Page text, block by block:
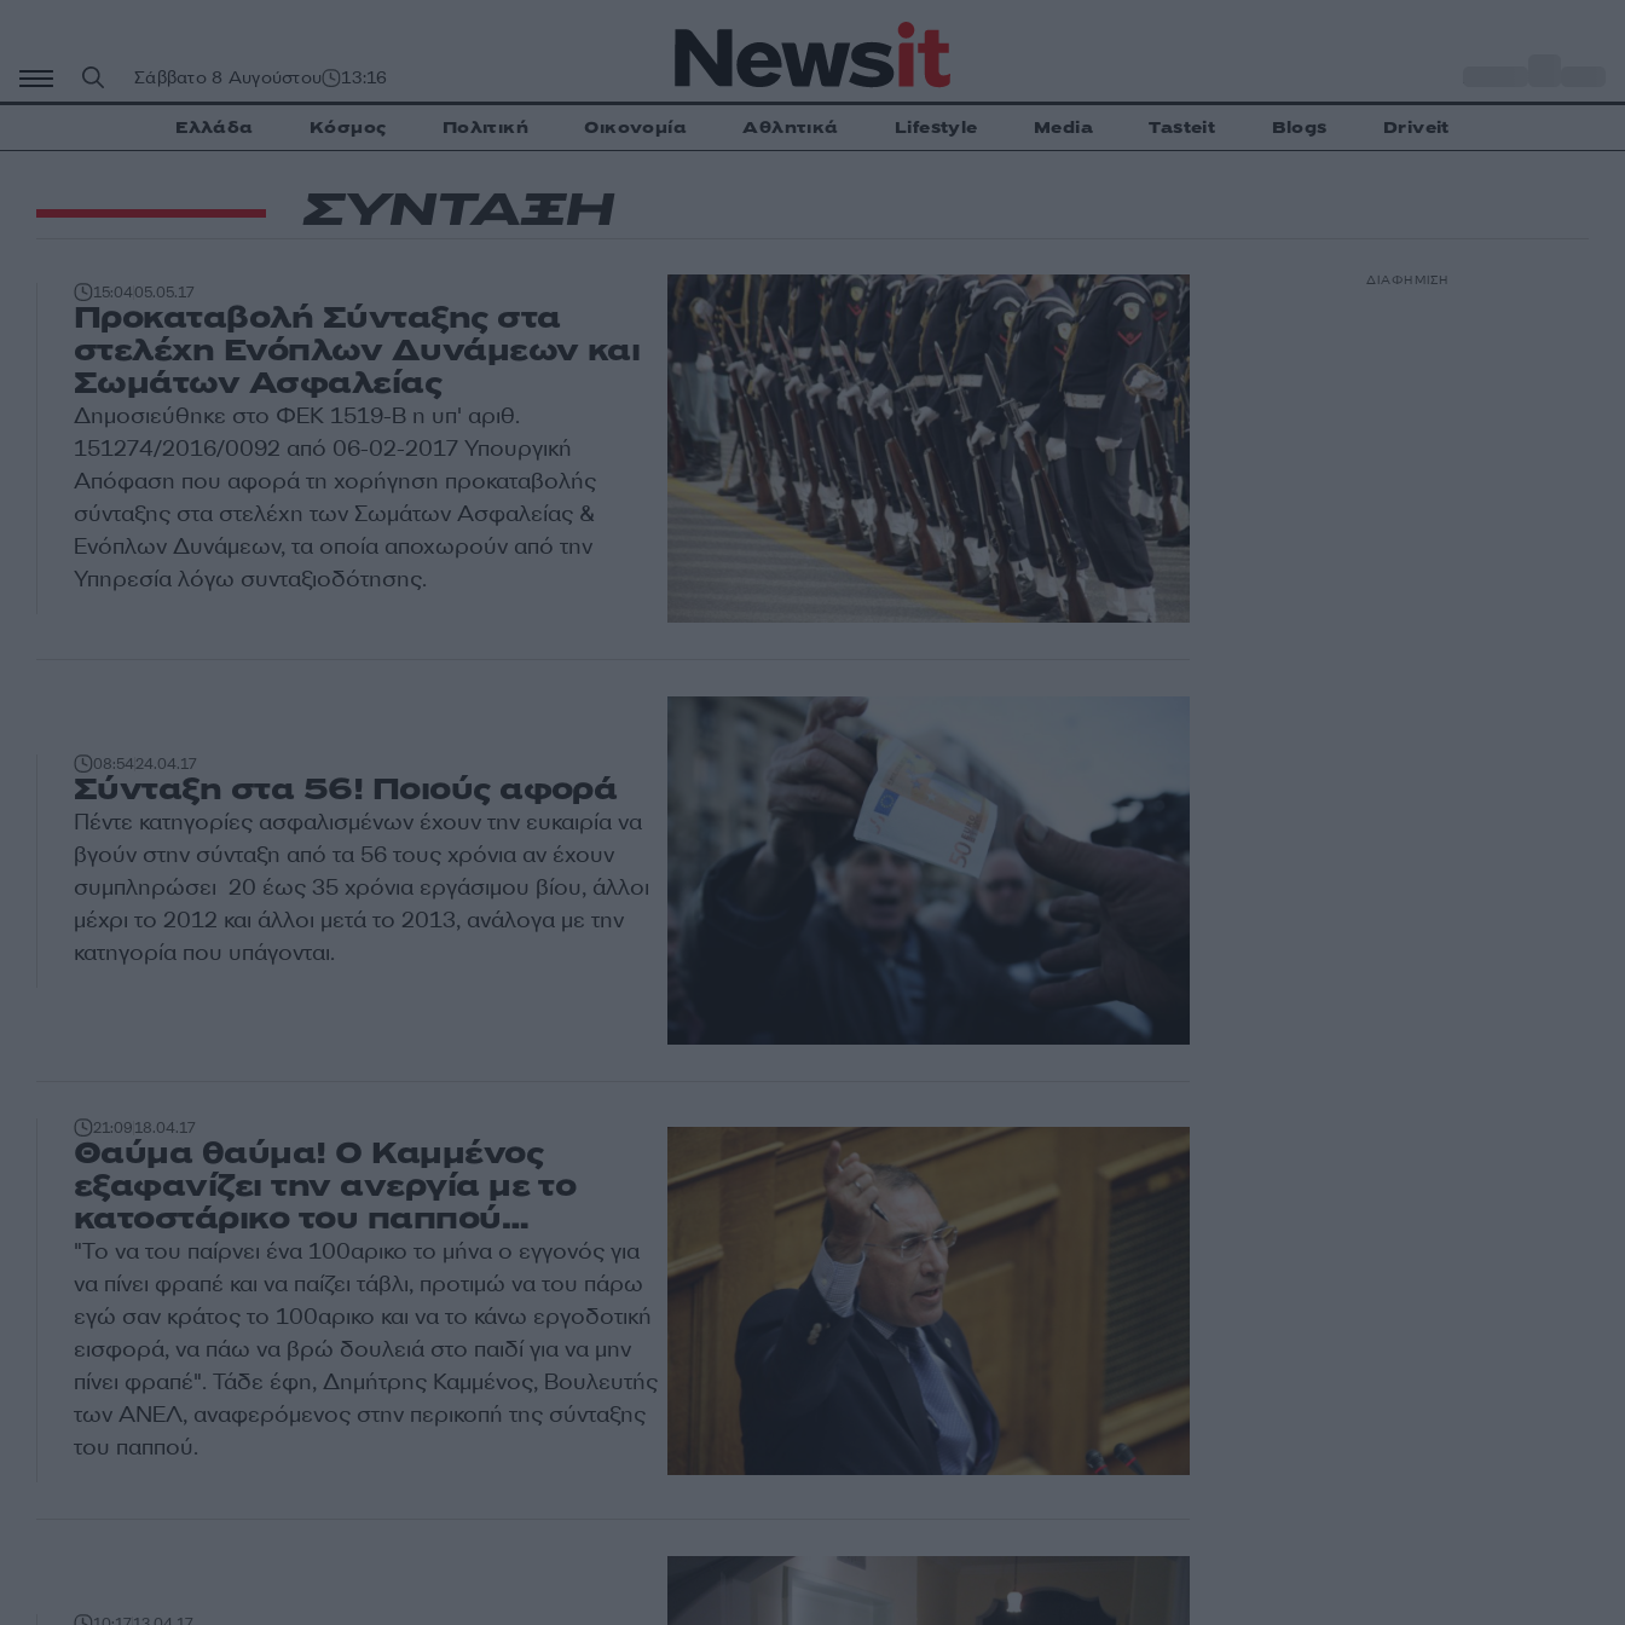
περιεχόμενο
Σάββατο 8 Αυγούστου 13:16
Ελλάδα Κόσμος Πολιτική Οικονομία Αθλητικά Lifestyle Media Tasteit Blogs Driveit
ΣΥΝΤΑΞΗ
15:0405.05.17
Προκαταβολή Σύνταξης στα
στελέχη Ενόπλων Δυνάμεων και
Σωμάτων Ασφαλείας
Δημοσιεύθηκε στο ΦΕΚ 1519-Β η υπ' αριθ.
151274/2016/0092 από 06-02-2017 Υπουργική
Απόφαση που αφορά τη χορήγηση προκαταβολής
σύνταξης στα στελέχη των Σωμάτων Ασφαλείας &
Ενόπλων Δυνάμεων, τα οποία αποχωρούν από την
Υπηρεσία λόγω συνταξιοδότησης.
08:5424.04.17
Σύνταξη στα 56! Ποιούς αφορά
Πέντε κατηγορίες ασφαλισμένων έχουν την ευκαιρία να
βγούν στην σύνταξη από τα 56 τους χρόνια αν έχουν
συμπληρώσει 20 έως 35 χρόνια εργάσιμου βίου, άλλοι
μέχρι το 2012 και άλλοι μετά το 2013, ανάλογα με την
κατηγορία που υπάγονται.
21:0918.04.17
Θαύμα θαύμα! Ο Καμμένος
εξαφανίζει την ανεργία με το
κατοστάρικο του παππού…
"Το να του παίρνει ένα 100αρικο το μήνα ο εγγονός για
να πίνει φραπέ και να παίζει τάβλι, προτιμώ να του πάρω
εγώ σαν κράτος το 100αρικο και να το κάνω εργοδοτική
εισφορά, να πάω να βρώ δουλειά στο παιδί για να μην
πίνει φραπέ". Τάδε έφη, Δημήτρης Καμμένος, Βουλευτής
των ΑΝΕΛ, αναφερόμενος στην περικοπή της σύνταξης
του παππού.
ΔΙΑΦΗΜΙΣΗ